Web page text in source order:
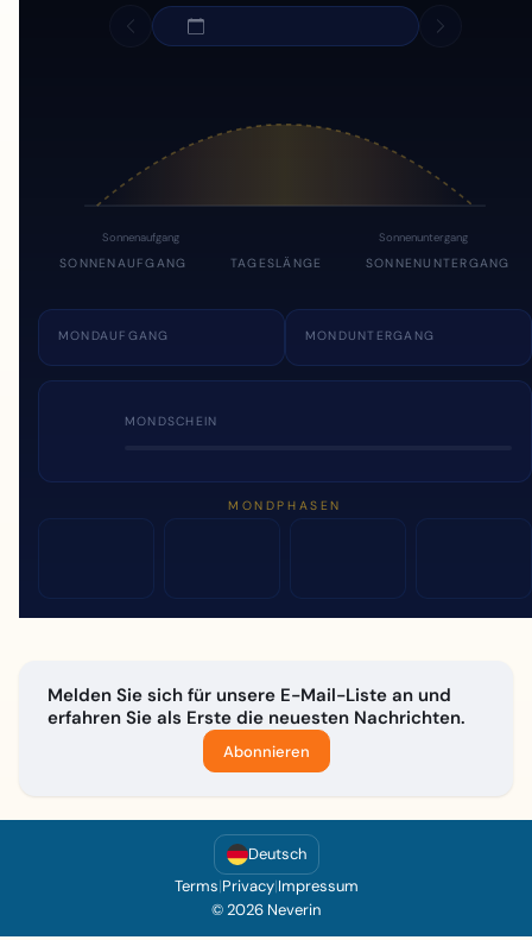
Sonnenaufgang Sonnenuntergang
SONNENAUFGANG TAGESLÄNGE SONNENUNTERGANG
MONDAUFGANG MONDUNTERGANG
MONDSCHEIN
MONDPHASEN
Melden Sie sich für unsere E-Mail-Liste an und
erfahren Sie als Erste die neuesten Nachrichten.
Abonnieren
Deutsch
Terms|Privacy|Impressum
© 2026 Neverin